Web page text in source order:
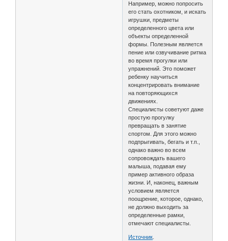
Например, можно попросить
его стать охотником, и искать
игрушки, предметы
определенного цвета или
объекты определенной
формы. Полезным является
пение или озвучивание ритма
во время прогулки или
упражнений. Это поможет
ребенку научиться
концентрировать внимание
на повторяющихся
движениях.
Специалисты советуют даже
простую прогулку
превращать в занятие
спортом. Для этого можно
подпрыгивать, бегать и т.п.,
однако важно во всем
сопровождать вашего
малыша, подавая ему
пример активного образа
жизни. И, наконец, важным
условием является
поощрение, которое, однако,
не должно выходить за
определенные рамки,
отмечают специалисты.
Источник